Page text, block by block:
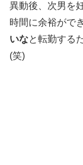
異動後、次男を
時間に余裕がで
いなと転勤する
(笑)